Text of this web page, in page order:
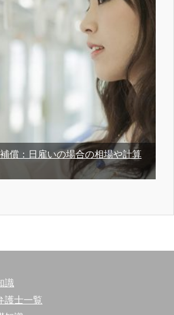
償：日雇いの場合の相場や計算
識
護士一覧